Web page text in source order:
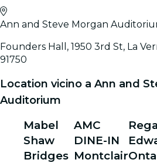
Ann and Steve Morgan
Founders Hall, 1950 3rd St, La
91750
Location vicino a Ann and
Auditorium
Mabel
Shaw
Bridges
AMC
DINE-IN
Montclair